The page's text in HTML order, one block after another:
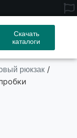
Скачать
каталоги
рюкзак /